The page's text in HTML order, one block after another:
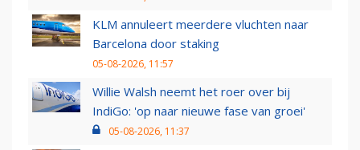
KLM annuleert meerdere vluchten naar
Barcelona door staking
05-08-2026, 11:57
Willie Walsh neemt het roer over bij
IndiGo: 'op naar nieuwe fase van groei'
05-08-2026, 11:37